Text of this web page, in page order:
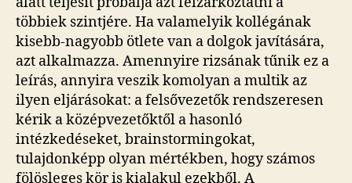
többiek szintjére. Ha valamelyik kollégának
kisebb-nagyobb ötlete van a dolgok javítására,
azt alkalmazza. Amennyire rizsának tűnik ez a
leírás, annyira veszik komolyan a multik az
ilyen eljárásokat: a felsővezetők rendszeresen
kérik a középvezetőktől a hasonló
intézkedéseket, brainstormingokat,
tulajdonképp olyan mértékben, hogy számos
fölösleges kör is kialakul ezekből. A